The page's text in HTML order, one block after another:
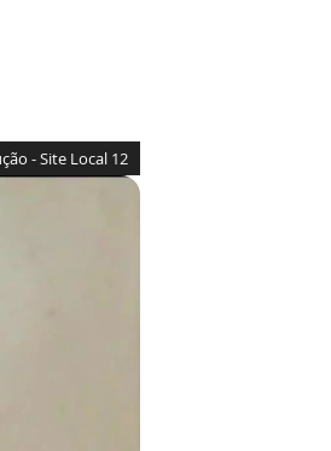
- Site Local 12